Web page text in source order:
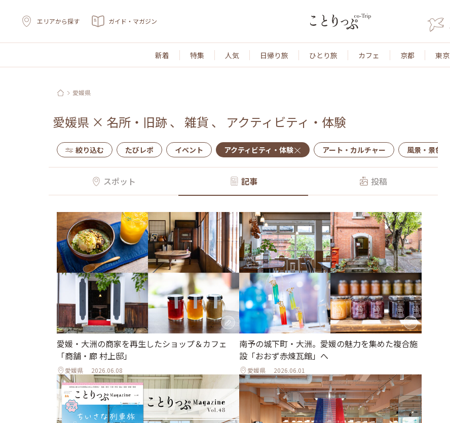
エリアから探す ガイド・マガジン
新着 特集 人気 日帰り旅 ひとり旅 カフェ 京都 東京
愛媛県
愛媛県 × 名所・旧跡 、 雑貨 、 アクティビティ・体験
絞り込む たびレポ イベント アクティビティ・体験 アート・カルチャー 風景・景色
スポット 記事 投稿
愛媛・大洲の商家を再生したショップ＆カフェ
「商舗・廊 村上邸」
愛媛県 2026.06.08
南予の城下町・大洲。愛媛の魅力を集めた複合施
設「おおず赤煉瓦館」へ
愛媛県 2026.06.01